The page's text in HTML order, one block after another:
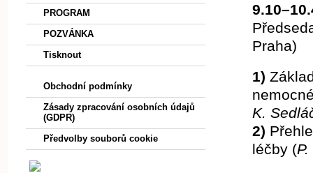
PROGRAM
POZVÁNKA
Tisknout
Obchodní podmínky
Zásady zpracování osobních údajů
(GDPR)
Předvolby souborů cookie
Praha)
1)
K.
2)
léčby (